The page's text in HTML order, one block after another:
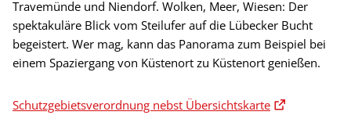
Travemünde und Niendorf. Wolken, Meer, Wiesen: Der
spektakuläre Blick vom Steilufer auf die Lübecker Bucht
begeistert. Wer mag, kann das Panorama zum Beispiel bei
einem Spaziergang von Küstenort zu Küstenort genießen.
Schutzgebietsverordnung nebst Übersichtskarte